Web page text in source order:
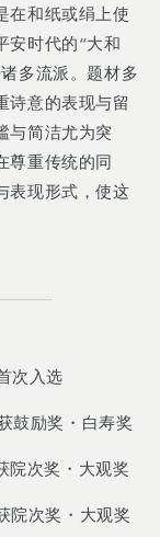
在和纸或绢上使
安时代的“大和
多流派。题材多
诗意的表现与留
与简洁尤为突
尊重传统的同
表现形式，使这
入选
励奖・白寿奖
次奖・大观奖
次奖・大观奖